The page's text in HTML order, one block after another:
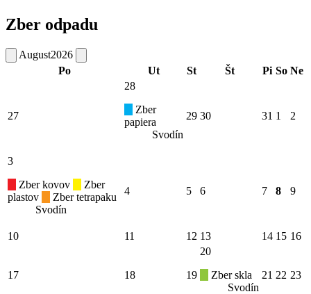
Zber odpadu
August2026
Po
Ut St Št Pi So Ne
27
28
Zber
papiera
Svodín
29 30 31 1 2
3
Zber kovov
Zber
plastov
Zber tetrapaku
Svodín
4 5 6 7 8 9
10 11 12 13 14 15 16
17 18 19
20
Zber skla
Svodín
21 22 23